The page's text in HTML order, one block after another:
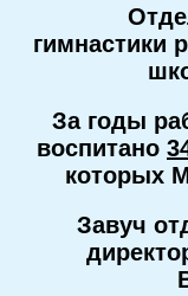
гимнастики
За годы
воспитано
которых
Завуч